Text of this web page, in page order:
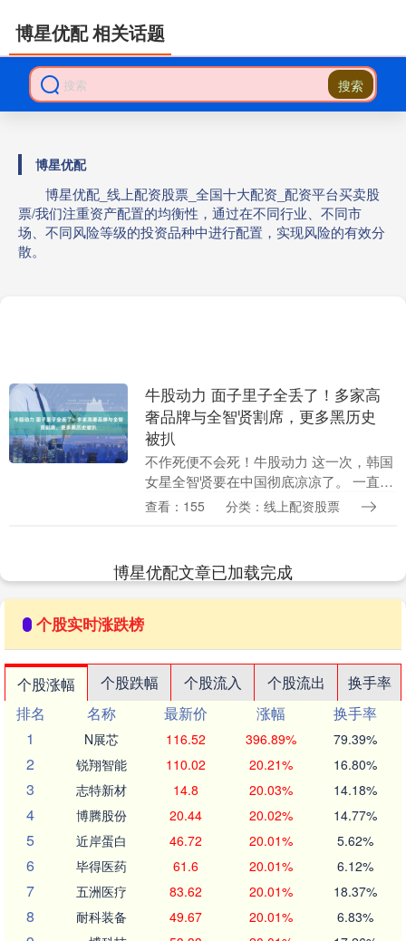
搜索
博星优配
博星优配_线上配资股票_全国十大配资_配资平台买卖股
票/我们注重资产配置的均衡性，通过在不同行业、不同市
场、不同风险等级的投资品种中进行配置，实现风险的有效分
散。
博星优配 相关话题
牛股动力 面子里子全丢了！多家高
奢品牌与全智贤割席，更多黑历史
被扒
不作死便不会死！牛股动力 这一次，韩国
女星全智贤要在中国彻底凉凉了。 一直以
来，全智贤凭借《我的野蛮女友》《来自
查看：155 分类：线上配资股票
博星优配文章已加载完成
个股实时涨跌榜
个股涨幅 个股跌幅 个股流入 个股流出
换手率
排名
名称 最新价 涨幅
换手率
1
N展芯 116.52 396.89% 79.39%
2 锐翔智能 110.02 20.21% 16.80%
3 志特新材 14.8 20.03% 14.18%
4 博腾股份 20.44 20.02% 14.77%
5 近岸蛋白 46.72 20.01% 5.62%
6 毕得医药 61.6 20.01% 6.12%
7 五洲医疗 83.62 20.01% 18.37%
8 耐科装备 49.67 20.01% 6.83%